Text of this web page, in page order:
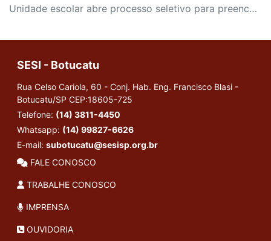
Unidade escolar abre processo seletivo para preenchimento de vagas no Ensino Fundamental
SESI - Botucatu
Rua Celso Cariola, 60 - Conj. Hab. Eng. Francisco Blasi -
Botucatu/SP CEP:18605-725
Telefone: (14) 3811-4450
Whatsapp: (14) 99827-6626
E-mail: subotucatu@sesisp.org.br
FALE CONOSCO
TRABALHE CONOSCO
IMPRENSA
OUVIDORIA